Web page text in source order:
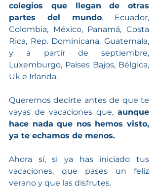
colegios que llegan de otras
partes del mundo. Ecuador,
Colombia, México, Panamá, Costa
Rica, Rep. Dominicana, Guatemala,
y a partir de septiembre,
Luxemburgo, Países Bajos, Bélgica,
Uk e Irlanda.
Queremos decirte antes de que te
vayas de vacaciones que, aunque
hace nada que nos hemos visto,
ya te echamos de menos.
Ahora sí, si ya has iniciado tus
vacaciones, que pases un feliz
verano y que las disfrutes.